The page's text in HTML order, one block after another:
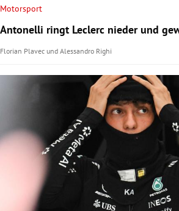
Motorsport
Antonelli ringt Leclerc nieder und
Florian Plavec und Alessandro Righi